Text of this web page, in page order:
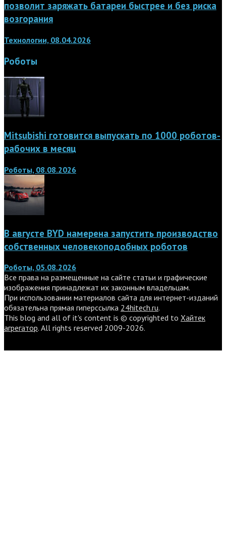
позволит заряжать батареи быстрее и без риска
возгорания
Технологии, 08.04.2026
Роботы
Mitsubishi готовится выпускать по 1000 роботов-
рабочих в месяц
Роботы, 08.08.2026
В августе BYD намерена запустить производство
собственных человекоподобных роботов
Роботы, 05.08.2026
Все права на размещенные на сайте статьи и графические
изображения принадлежат их законным владельцам.
При использовании материалов сайта для интернет-изданий
обязательна прямая гиперссылка 24hitech.ru.
This blog and all of it's content is © copyrighted to Хайтек
агрегатор. All rights reserved 2009-2026.